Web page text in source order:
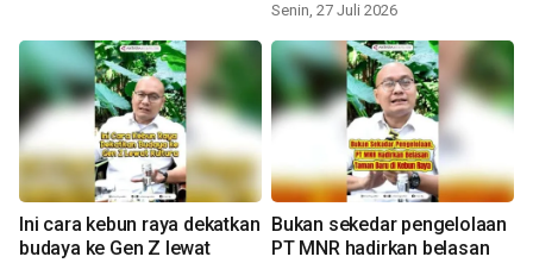
Senin, 27 Juli 2026
Ini cara kebun raya dekatkan
budaya ke Gen Z lewat
Bukan sekedar pengelolaan
PT MNR hadirkan belasan